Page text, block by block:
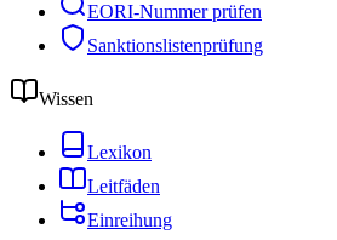
EORI-Nummer prüfen
Sanktionslistenprüfung
Wissen
Lexikon
Leitfäden
Einreihung